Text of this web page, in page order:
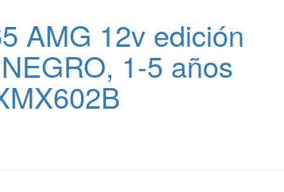
AMG 12v edición
1-5 años